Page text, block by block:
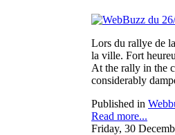
Lors du rallye de
la ville. Fort
At the rally in the
considerably
Published in
Read more...
Friday, 30